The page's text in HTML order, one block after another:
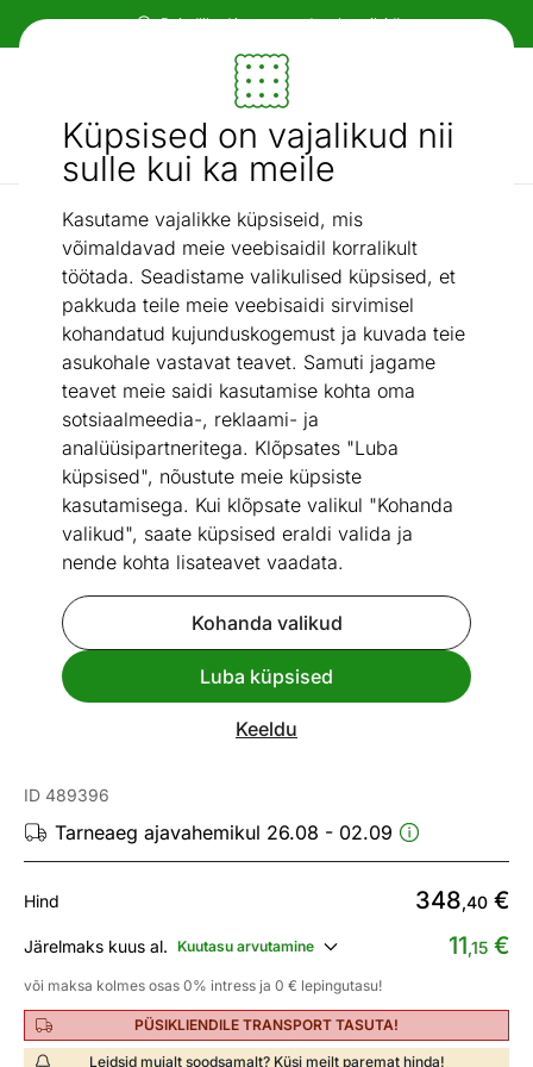
Küpsised on vajalikud nii
sulle kui ka meile
Kasutame vajalikke küpsiseid, mis
võimaldavad meie veebisaidil korralikult
töötada. Seadistame valikulised küpsised, et
pakkuda teile meie veebisaidi sirvimisel
kohandatud kujunduskogemust ja kuvada teie
asukohale vastavat teavet. Samuti jagame
teavet meie saidi kasutamise kohta oma
sotsiaalmeedia-, reklaami- ja
analüüsipartneritega. Klõpsates "Luba
küpsised", nõustute meie küpsiste
kasutamisega. Kui klõpsate valikul "Kohanda
valikud", saate küpsised eraldi valida ja
nende kohta lisateavet vaadata.
Kohanda valikud
Luba küpsised
Keeldu
Paindlikud ja mugavad makseviisid!
Mööbel ja sisustus - ON24
Otsi...
AI otsing
Voodiraamid / Voodiraam Karin 160x200 cm
Vaata sarnaseid
ID 489396
Tarneaeg ajavahemikul 26.08 - 02.09
Hind 348,40 €
Järelmaks kuus al. Kuutasu arvutamine 11,15 €
või maksa kolmes osas 0% intress ja 0 € lepingutasu!
PÜSIKLIENDILE TRANSPORT TASUTA!
Leidsid mujalt soodsamalt? Küsi meilt paremat hinda!